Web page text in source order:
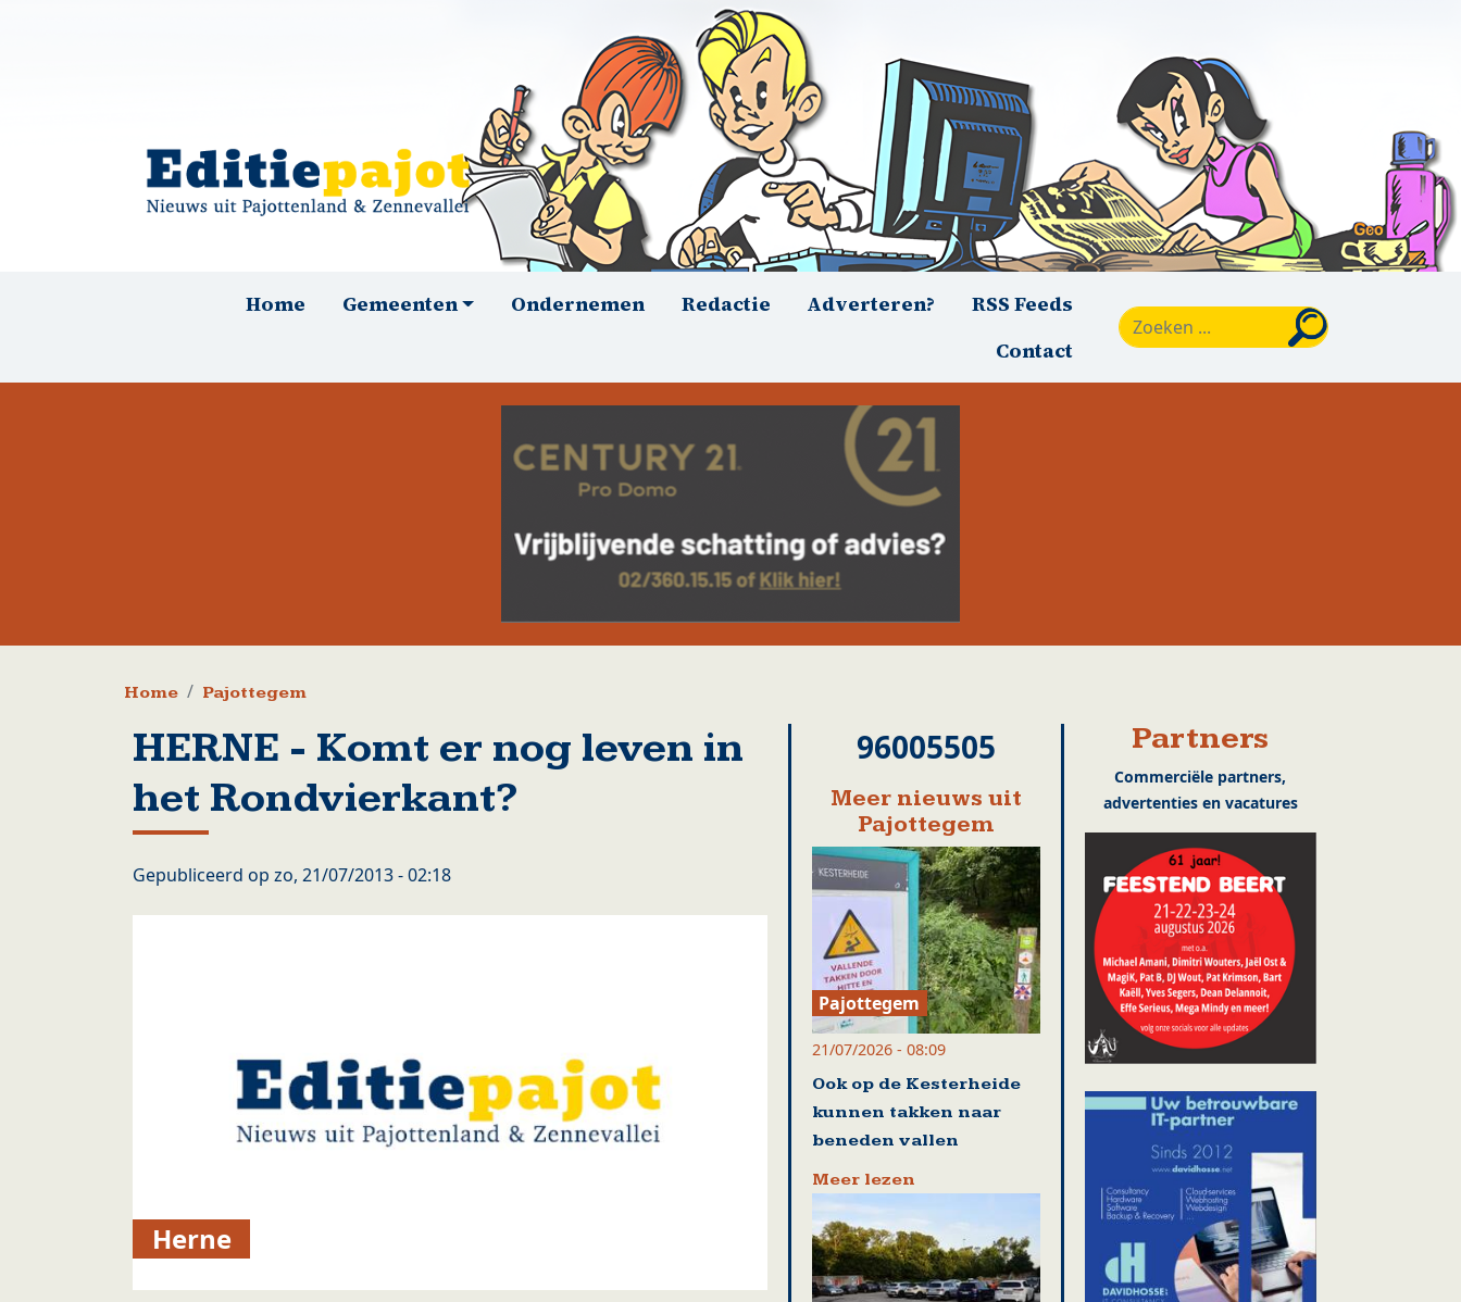
HoofdnavigatieHome Gemeenten Ondernemen Redactie Adverteren?
RSS Feeds
Contact
Kruimelpad
Home Pajottegem
HERNE - Komt er nog leven in
het Rondvierkant?
Gepubliceerd op zo, 21/07/2013 - 02:18
Herne
96005505
Meer nieuws uit
Pajottegem
Pajottegem
21/07/2026 - 08:09
Ook op de Kesterheide
kunnen takken naar
beneden vallen
Meer lezen
Partners
Commerciële partners,
advertenties en vacatures